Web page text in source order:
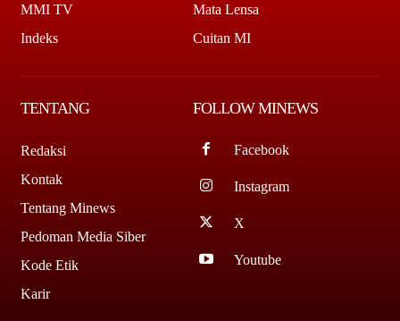
MMI TV
Indeks
Mata Lensa
Cuitan MI
TENTANG
Redaksi
Kontak
Tentang Minews
Pedoman Media Siber
Kode Etik
Karir
FOLLOW MINEWS
Facebook
Instagram
X
Youtube